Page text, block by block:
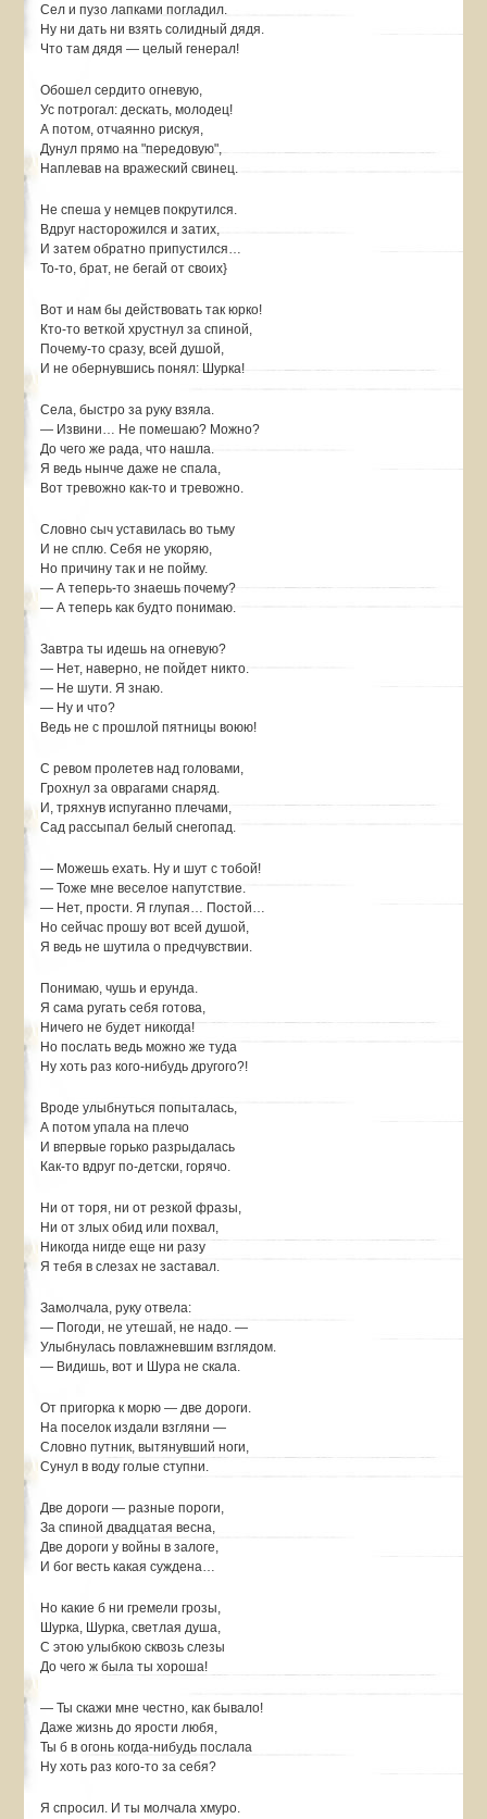
Сел и пузо лапками погладил.
Ну ни дать ни взять солидный дядя.
Что там дядя — целый генерал!
Обошел сердито огневую,
Ус потрогал: дескать, молодец!
А потом, отчаянно рискуя,
Дунул прямо на "передовую",
Наплевав на вражеский свинец.
Не спеша у немцев покрутился.
Вдруг насторожился и затих,
И затем обратно припустился…
То-то, брат, не бегай от своих}
Вот и нам бы действовать так юрко!
Кто-то веткой хрустнул за спиной,
Почему-то сразу, всей душой,
И не обернувшись понял: Шурка!
Села, быстро за руку взяла.
— Извини… Не помешаю? Можно?
До чего же рада, что нашла.
Я ведь нынче даже не спала,
Вот тревожно как-то и тревожно.
Словно сыч уставилась во тьму
И не сплю. Себя не укоряю,
Но причину так и не пойму.
— А теперь-то знаешь почему?
— А теперь как будто понимаю.
Завтра ты идешь на огневую?
— Нет, наверно, не пойдет никто.
— Не шути. Я знаю.
— Ну и что?
Ведь не с прошлой пятницы воюю!
С ревом пролетев над головами,
Грохнул за оврагами снаряд.
И, тряхнув испуганно плечами,
Сад рассыпал белый снегопад.
— Можешь ехать. Ну и шут с тобой!
— Тоже мне веселое напутствие.
— Нет, прости. Я глупая… Постой…
Но сейчас прошу вот всей душой,
Я ведь не шутила о предчувствии.
Понимаю, чушь и ерунда.
Я сама ругать себя готова,
Ничего не будет никогда!
Но послать ведь можно же туда
Ну хоть раз кого-нибудь другого?!
Вроде улыбнуться попыталась,
А потом упала на плечо
И впервые горько разрыдалась
Как-то вдруг по-детски, горячо.
Ни от торя, ни от резкой фразы,
Ни от злых обид или похвал,
Никогда нигде еще ни разу
Я тебя в слезах не заставал.
Замолчала, руку отвела:
— Погоди, не утешай, не надо. —
Улыбнулась повлажневшим взглядом.
— Видишь, вот и Шура не скала.
От пригорка к морю — две дороги.
На поселок издали взгляни —
Словно путник, вытянувший ноги,
Сунул в воду голые ступни.
Две дороги — разные пороги,
За спиной двадцатая весна,
Две дороги у войны в залоге,
И бог весть какая суждена…
Но какие б ни гремели грозы,
Шурка, Шурка, светлая душа,
С этою улыбкою сквозь слезы
До чего ж была ты хороша!
— Ты скажи мне честно, как бывало!
Даже жизнь до ярости любя,
Ты б в огонь когда-нибудь послала
Ну хоть раз кого-то за себя?
Я спросил. И ты молчала хмуро.